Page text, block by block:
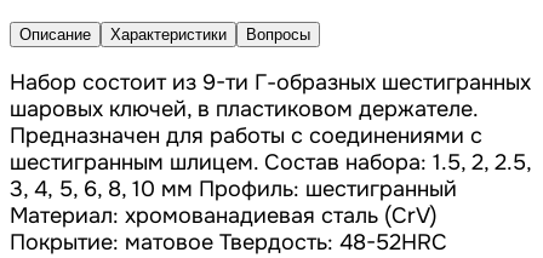
Описание Характеристики Вопросы
Набор состоит из 9-ти Г-образных шестигранных
шаровых ключей, в пластиковом держателе.
Предназначен для работы с соединениями с
шестигранным шлицем. Состав набора: 1.5, 2, 2.5,
3, 4, 5, 6, 8, 10 мм Профиль: шестигранный
Материал: хромованадиевая сталь (CrV)
Покрытие: матовое Твердость: 48-52HRC